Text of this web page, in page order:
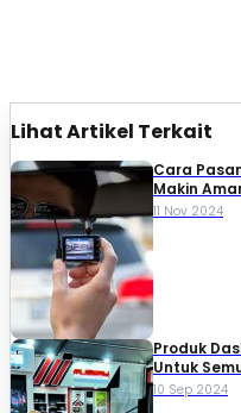
Lihat Artikel Terkait
Cara
Makin
11 Nov 2024
Produk
Untuk
10 Sep 2024